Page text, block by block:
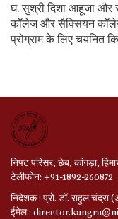
घ. सुश्री दिशा आहूजा और
कॉलेज और सैक्सियन
प्रोग्राम के लिए चयनित
निफ्ट परिसर, छेब, कांगड़ा,
टेलीफोन: +91-1892-260872
निदेशक : प्रो. डॉ. राहुल चंद्रा
ईमेल :